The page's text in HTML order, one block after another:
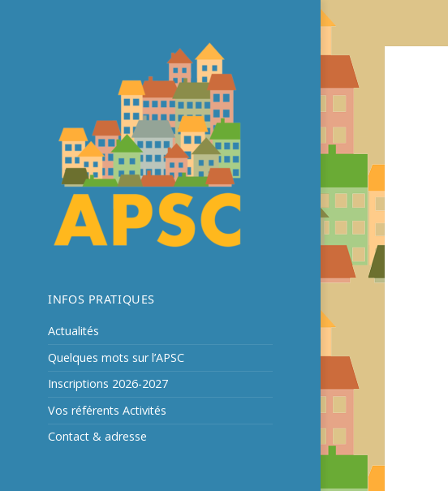
INFOS PRATIQUES
Actualités
Quelques mots sur l’APSC
Inscriptions 2026-2027
Vos référents Activités
Contact & adresse